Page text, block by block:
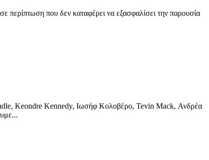
που δεν καταφέρει να εξασφαλίσει την παρουσία
Keondre Kennedy, Ιωσήφ Κολοβέρο, Tevin Mack, Ανδρέα